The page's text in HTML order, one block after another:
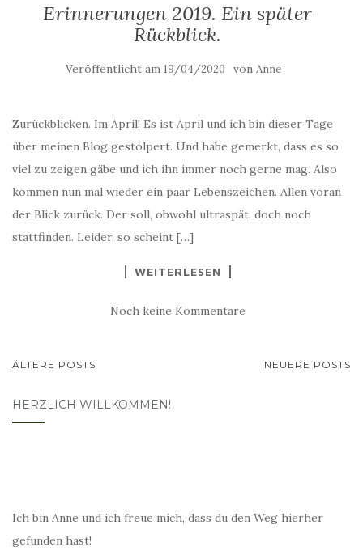
Erinnerungen 2019. Ein später
Rückblick.
Veröffentlicht am 19/04/2020 von Anne
Zurückblicken. Im April! Es ist April und ich bin dieser Tage
über meinen Blog gestolpert. Und habe gemerkt, dass es so
viel zu zeigen gäbe und ich ihn immer noch gerne mag. Also
kommen nun mal wieder ein paar Lebenszeichen. Allen voran
der Blick zurück. Der soll, obwohl ultraspät, doch noch
stattfinden. Leider, so scheint […]
WEITERLESEN
Noch keine Kommentare
BEITRAGSNAVIGATION
ÄLTERE POSTS NEUERE POSTS
HERZLICH WILLKOMMEN!
Ich bin Anne und ich freue mich, dass du den Weg hierher
gefunden hast!